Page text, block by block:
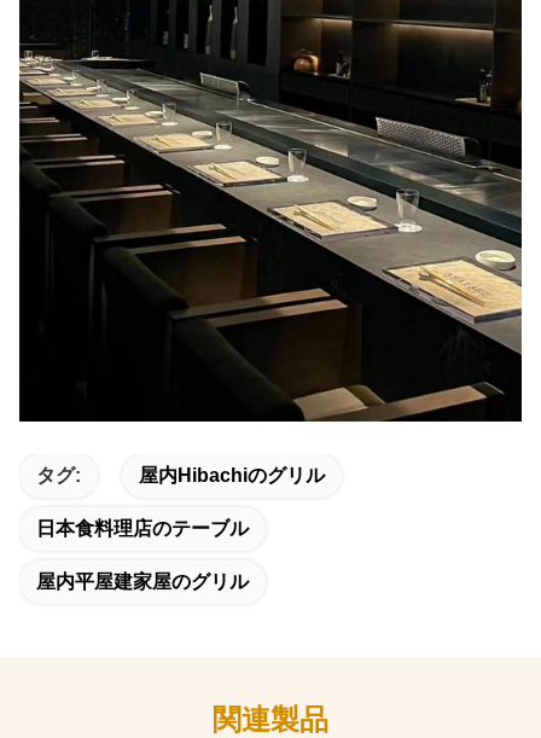
タグ: 屋内hibachiのグリル
日本食料理店のテーブル
屋内平屋建家屋のグリル
関連製品